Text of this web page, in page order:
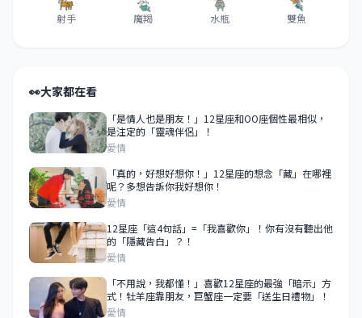
射手 魔羯 水瓶 雙魚
👀大家都在看
「是情人也是朋友！」12星座和OO座個性最相似，
是注定的「靈魂伴侶」！
愛情
「真的，好想好想你！」12星座的想念「藏」在哪裡
呢？多想告訴你我好想你！
愛情
12星座「這4句話」=「我喜歡你」！你有沒有聽出他
的「隱藏告白」？！
愛情
「不用說，我都懂！」喜歡12星座的最強「暗示」方
式！牡羊座靠朋友，巨蟹座一定要「送生日禮物」！
愛情